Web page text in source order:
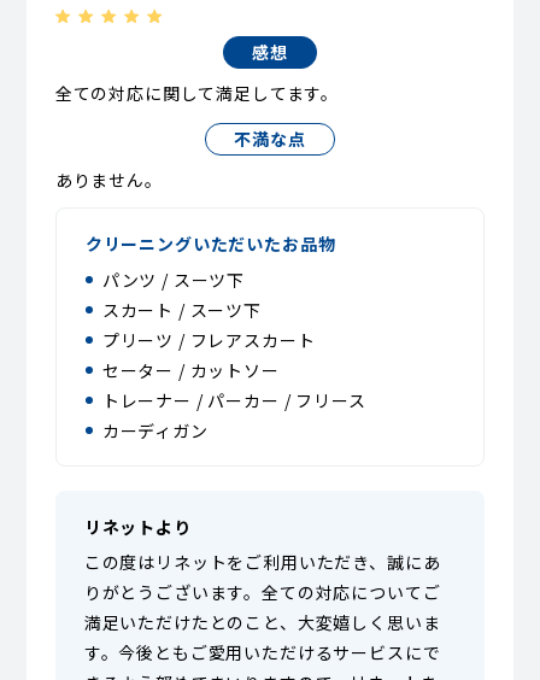
感想
全ての対応に関して満足してます。
不満な点
ありません。
クリーニングいただいたお品物
パンツ / スーツ下
スカート / スーツ下
プリーツ / フレアスカート
セーター / カットソー
トレーナー / パーカー / フリース
カーディガン
リネットより
この度はリネットをご利用いただき、誠にあ
りがとうございます。全ての対応についてご
満足いただけたとのこと、大変嬉しく思いま
す。今後ともご愛用いただけるサービスにで